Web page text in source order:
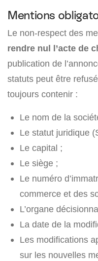
Mentions
Le non-respect des
rendre nul l’acte de
publication de
statuts peut être
toujours contenir :
Le nom de la
Le statut juridique
Le capital ;
Le siège ;
Le numéro
commerce et des
L’organe
La date de la
Les modifications
sur les nouvelles